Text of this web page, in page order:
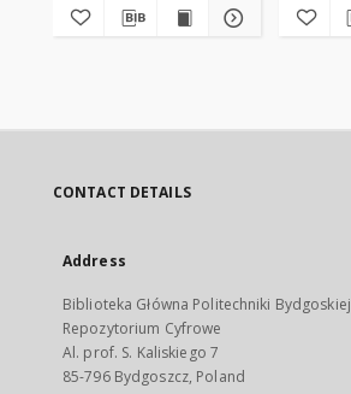
CONTACT DETAILS
Address
Biblioteka Główna Politechniki Bydgoskiej
Repozytorium Cyfrowe
Al. prof. S. Kaliskiego 7
85-796 Bydgoszcz, Poland